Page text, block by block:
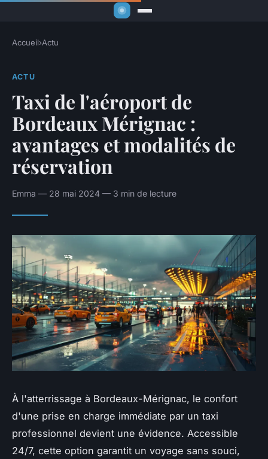
Accueil›Actu
ACTU
Taxi de l'aéroport de
Bordeaux Mérignac :
avantages et modalités de
réservation
Emma — 28 mai 2024 — 3 min de lecture
À l'atterrissage à Bordeaux-Mérignac, le confort
d'une prise en charge immédiate par un taxi
professionnel devient une évidence. Accessible
24/7, cette option garantit un voyage sans souci,